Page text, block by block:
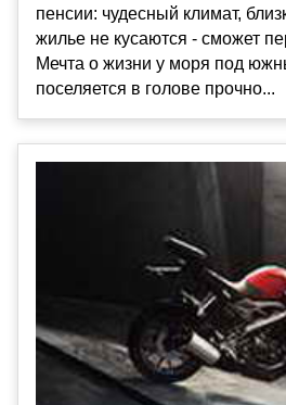
пенсии: чудесный климат,
жилье не кусаются - сможет
Мечта о жизни у моря под
поселяется в голове прочно...